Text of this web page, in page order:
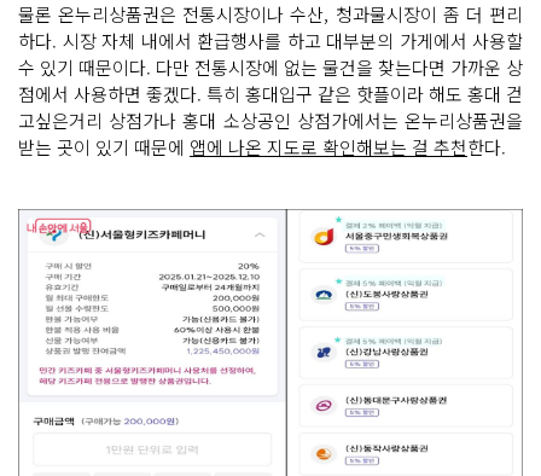
물론 온누리상품권은 전통시장이나 수산, 청과물시장이 좀 더 편리
하다. 시장 자체 내에서 환급행사를 하고 대부분의 가게에서 사용할
수 있기 때문이다. 다만 전통시장에 없는 물건을 찾는다면 가까운 상
점에서 사용하면 좋겠다. 특히 홍대입구 같은 핫플이라 해도 홍대 걷
고싶은거리 상점가나 홍대 소상공인 상점가에서는 온누리상품권을
받는 곳이 있기 때문에 앱에 나온 지도로 확인해보는 걸 추천한다.